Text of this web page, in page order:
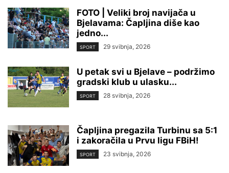
FOTO | Veliki broj navijača u
Bjelavama: Čapljina diše kao
jedno...
SPORT 29 svibnja, 2026
U petak svi u Bjelave – podržimo
gradski klub u ulasku...
SPORT 28 svibnja, 2026
Čapljina pregazila Turbinu sa 5:1
i zakoračila u Prvu ligu FBiH!
SPORT 23 svibnja, 2026